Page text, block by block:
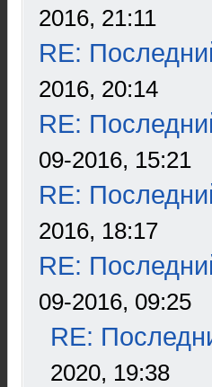
2016, 21:11
RE:
2016, 20:14
RE:
09-2016, 15:21
RE:
2016, 18:17
RE:
09-2016, 09:25
RE:
2020, 19:38